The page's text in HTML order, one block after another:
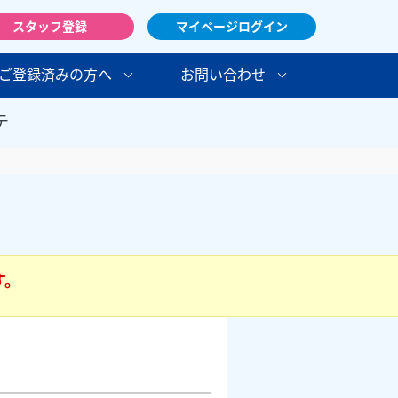
スタッフ登録 マイページログイン
登録済みの方へ お問い合わせ